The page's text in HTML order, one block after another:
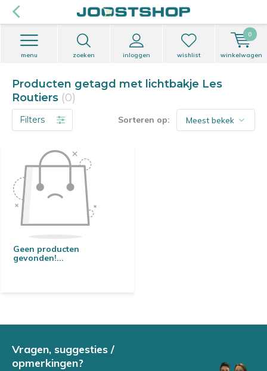
zoeken inloggen
menu wishlist winkelwagen
0
Producten getagd met lichtbakje Les
Routiers (0)
Filters Sorteren op:
Geen producten
gevonden!...
Vragen, suggesties /
opmerkingen?